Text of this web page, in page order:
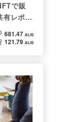
で販
有レポー
681.47 ALIS
121.79 ALIS